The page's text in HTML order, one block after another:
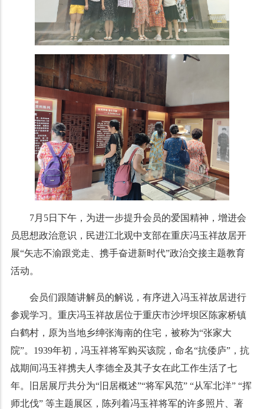
7月5日下午，为进一步提升会员的爱国精神，增进会
员思想政治意识，民进江北观中支部在重庆冯玉祥故居开
展“矢志不渝跟党走、携手奋进新时代”政治交接主题教育
活动。
会员们跟随讲解员的解说，有序进入冯玉祥故居进行
参观学习。重庆冯玉祥故居位于重庆市沙坪坝区陈家桥镇
白鹤村，原为当地乡绅张海南的住宅，被称为“张家大
院”。1939年初，冯玉祥将军购买该院，命名“抗倭庐”，抗
战期间冯玉祥携夫人李德全及其子女在此工作生活了七
年。
旧居展厅共分为“旧居概述”“将军风范” “从军北洋” “挥
师北伐” 等主题展区，陈列着冯玉祥将军的许多照片、著